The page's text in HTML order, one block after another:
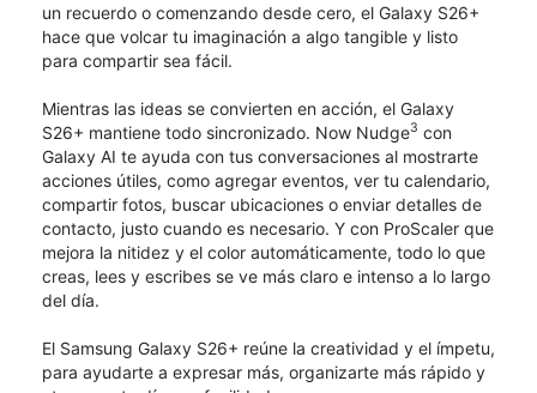
un recuerdo o comenzando desde cero, el Galaxy S26+
hace que volcar tu imaginación a algo tangible y listo
para compartir sea fácil.
Mientras las ideas se convierten en acción, el Galaxy
S26+ mantiene todo sincronizado. Now Nudge3 con
Galaxy AI te ayuda con tus conversaciones al mostrarte
acciones útiles, como agregar eventos, ver tu calendario,
compartir fotos, buscar ubicaciones o enviar detalles de
contacto, justo cuando es necesario. Y con ProScaler que
mejora la nitidez y el color automáticamente, todo lo que
creas, lees y escribes se ve más claro e intenso a lo largo
del día.
El Samsung Galaxy S26+ reúne la creatividad y el ímpetu,
para ayudarte a expresar más, organizarte más rápido y